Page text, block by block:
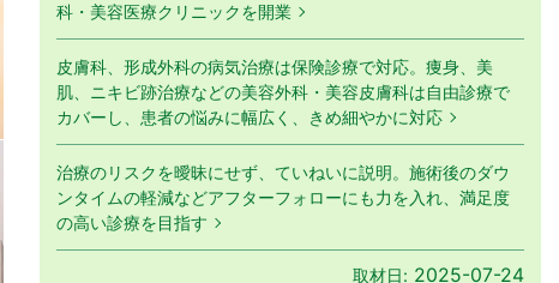
科・美容医療クリニックを開業
皮膚科、形成外科の病気治療は保険診療で対応。痩身、美
肌、ニキビ跡治療などの美容外科・美容皮膚科は自由診療で
カバーし、患者の悩みに幅広く、きめ細やかに対応
治療のリスクを曖昧にせず、ていねいに説明。施術後のダウ
ンタイムの軽減などアフターフォローにも力を入れ、満足度
の高い診療を目指す
取材日: 2025-07-24